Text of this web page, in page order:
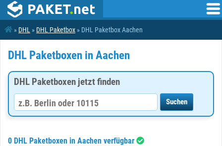
» DHL » DHL Paketbox » DHL Paketbox Aachen
DHL Paketboxen in Aachen
DHL Paketboxen jetzt finden
0 DHL Paketboxen in Aachen verfügbar